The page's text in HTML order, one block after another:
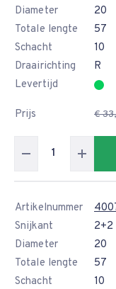
Diameter
20
Totale lengte
57
Schacht
10
Draairichting
R
Levertijd
Prijs €
Artikelnummer
Snijkant
2+2
Diameter
20
Totale lengte
57
Schacht
10